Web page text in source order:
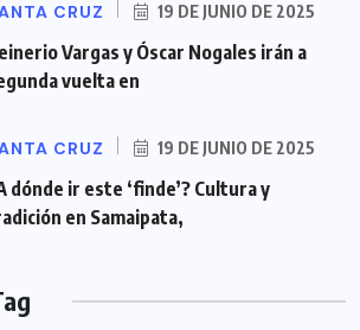
CRUZ 19 DE JUNIO DE 2025
Vargas y Óscar Nogales irán a
vuelta en
CRUZ 19 DE JUNIO DE 2025
dónde ir este ‘finde’? Cultura y
en Samaipata,